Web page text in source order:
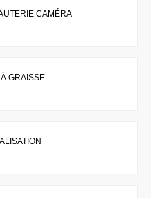
CAMÉRA
GRAISSE